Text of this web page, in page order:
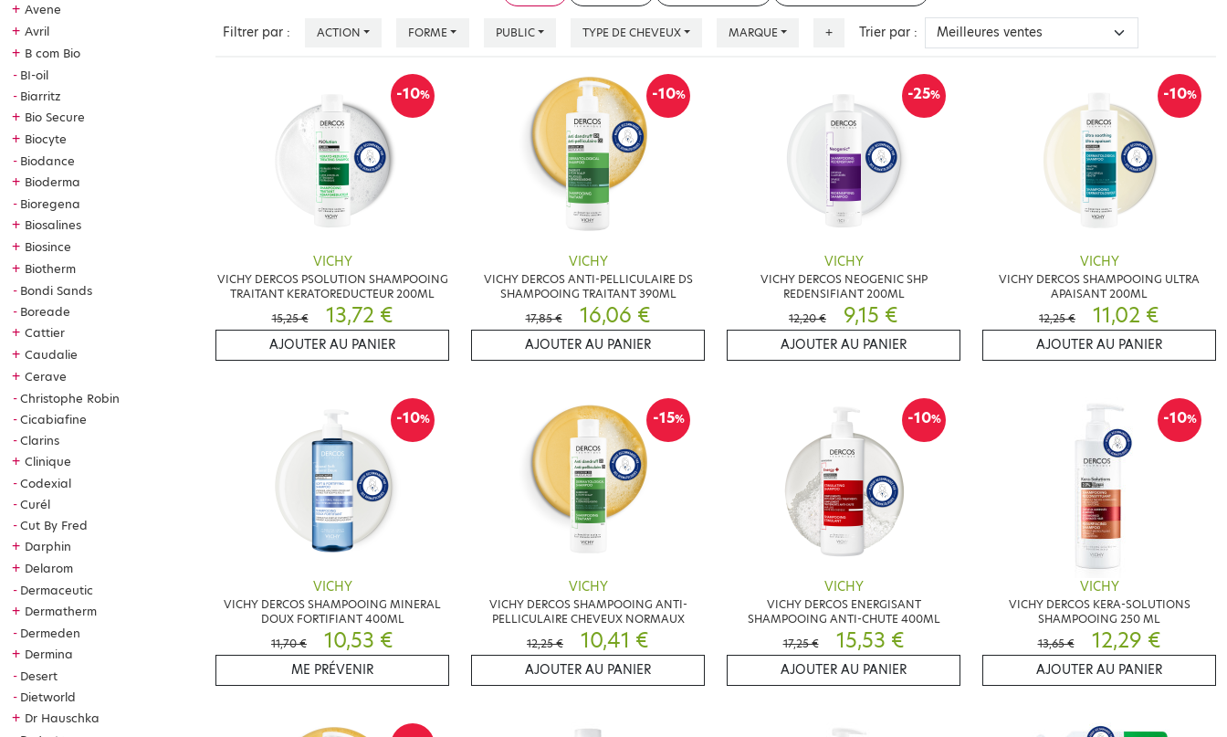
+ Avene
+ Avril
+ B com Bio
BI-oil
Biarritz
+ Bio Secure
+ Biocyte
Biodance
+ Bioderma
Bioregena
+ Biosalines
+ Biosince
+ Biotherm
Bondi Sands
Boreade
+ Cattier
+ Caudalie
+ Cerave
Christophe Robin
Cicabiafine
Clarins
+ Clinique
Codexial
Curél
Cut By Fred
+ Darphin
+ Delarom
Dermaceutic
+ Dermatherm
Dermeden
+ Dermina
Desert
Dietworld
+ Dr Hauschka
Filtrer par : ACTION FORME PUBLIC TYPE DE CHEVEUX MARQUE + Trier par :
-10%
VICHY
VICHY DERCOS PSOLUTION SHAMPOOING
TRAITANT KERATOREDUCTEUR 200ML
15,25 €
13,72 €
AJOUTER AU PANIER
-10%
VICHY
VICHY DERCOS ANTI-PELLICULAIRE DS
SHAMPOOING TRAITANT 390ML
17,85 €
16,06 €
AJOUTER AU PANIER
-25%
VICHY
VICHY DERCOS NEOGENIC SHP
REDENSIFIANT 200ML
12,20 €
9,15 €
AJOUTER AU PANIER
-10%
VICHY
VICHY DERCOS SHAMPOOING ULTRA
APAISANT 200ML
12,25 €
11,02 €
AJOUTER AU PANIER
-10%
VICHY
VICHY DERCOS SHAMPOOING MINERAL
DOUX FORTIFIANT 400ML
11,70 €
10,53 €
ME PRÉVENIR
-15%
VICHY
VICHY DERCOS SHAMPOOING ANTI-
PELLICULAIRE CHEVEUX NORMAUX
12,25 €
10,41 €
AJOUTER AU PANIER
-10%
VICHY
VICHY DERCOS ENERGISANT
SHAMPOOING ANTI-CHUTE 400ML
17,25 €
15,53 €
AJOUTER AU PANIER
-10%
VICHY
VICHY DERCOS KERA-SOLUTIONS
SHAMPOOING 250 ML
13,65 €
12,29 €
AJOUTER AU PANIER